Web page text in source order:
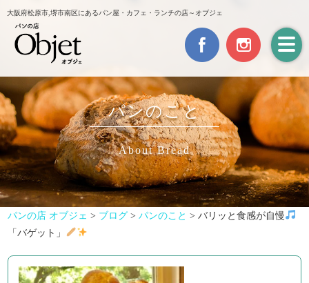
大阪府松原市,堺市南区にあるパン屋・カフェ・ランチの店～オブジェ
パンのこと
About Bread
パンの店 オブジェ > ブログ >パンのこと >バリッと食感が自慢
「バゲット」